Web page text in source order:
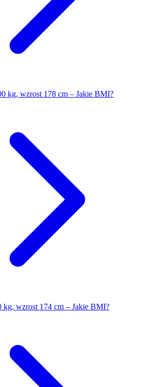
kg, wzrost 178 cm – Jakie BMI?
kg, wzrost 174 cm – Jakie BMI?